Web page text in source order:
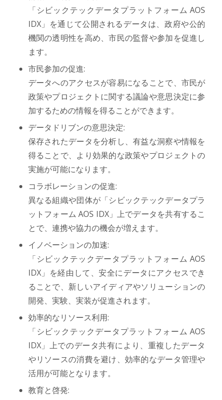
「シビックテックデータプラットフォーム AOS
IDX」を通じて公開されるデータは、政府や公的
機関の透明性を高め、市民の監督や参加を促進し
ます。
市民参加の促進:
データへのアクセスが容易になることで、市民が
政策やプロジェクトに関する議論や意思決定に参
加するための情報を得ることができます。
データドリブンの意思決定:
保存されたデータを分析し、有益な洞察や情報を
得ることで、より効果的な政策やプロジェクトの
実施が可能になります。
コラボレーションの促進:
異なる組織や団体が「シビックテックデータプラ
ットフォーム AOS IDX」上でデータを共有するこ
とで、連携や協力の機会が増えます。
イノベーションの加速:
「シビックテックデータプラットフォーム AOS
IDX」を経由して、安全にデータにアクセスでき
ることで、新しいアイディアやソリューションの
開発、実験、実装が促進されます。
効率的なリソース利用:
「シビックテックデータプラットフォーム AOS
IDX」上でのデータ共有により、重複したデータ
やリソースの消費を避け、効率的なデータ管理や
活用が可能となります。
教育と啓発: